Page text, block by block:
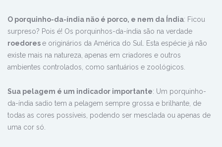
O porquinho-da-índia não é porco, e nem da Índia: Ficou
surpreso? Pois é! Os porquinhos-da-índia são na verdade
roedorese originários da América do Sul. Esta espécie já não
existe mais na natureza, apenas em criadores e outros
ambientes controlados, como santuários e zoológicos.
Sua pelagem é um indicador importante: Um porquinho-
da-índia sadio tem a pelagem sempre grossa e brilhante, de
todas as cores possíveis, podendo ser mesclada ou apenas de
uma cor só.